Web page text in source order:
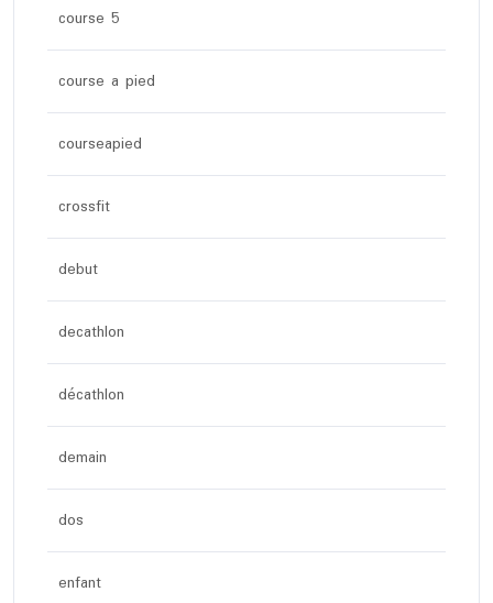
course 5
course a pied
courseapied
crossfit
debut
decathlon
décathlon
demain
dos
enfant